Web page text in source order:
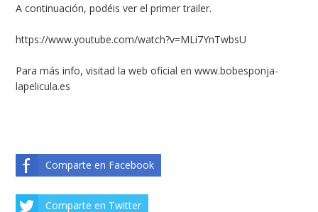
A continuación, podéis ver el primer trailer.
https://www.youtube.com/watch?v=MLi7YnTwbsU
Para más info, visitad la web oficial enwww.bobesponja-
lapelicula.es
Comparte en Facebook
Comparte en Twitter